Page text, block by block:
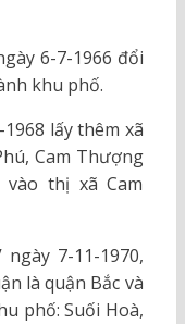
6-7-1966 đổi
khu phố.
lấy thêm xã
Cam Thượng
vào thị xã Cam
7-11-1970,
là quận Bắc và
phố: Suối Hoà,